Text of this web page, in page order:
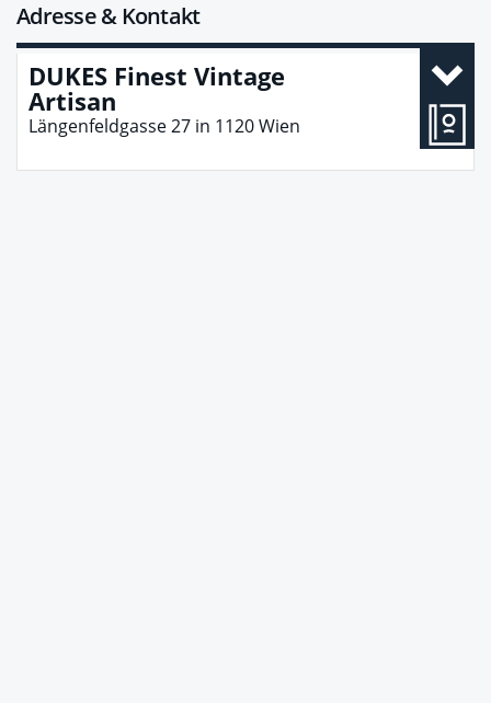
Adresse & Kontakt
DUKES Finest Vintage
Artisan
Längenfeldgasse 27 in 1120Wien